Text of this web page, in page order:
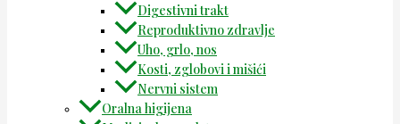
Digestivni trakt
Reproduktivno zdravlje
Uho, grlo, nos
Kosti, zglobovi i mišići
Nervni sistem
Oralna higijena